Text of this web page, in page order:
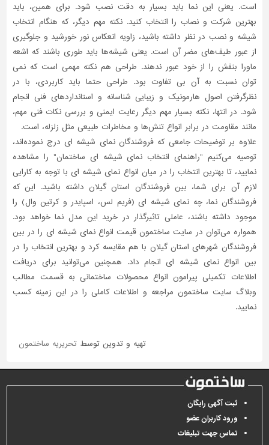
است. یعنی این نما باید بسیار به دقت نصب شود. برای همین، باید
بهترین شرکت و نصاب را انتخاب کنید. نکته مهم دیگر، که هنگام انتخاب
شیشه و نصب در نظر داشته باشید، زاویه انعکاس نور خورشید و جلوگیری
از عبور طیف‌های مضر آن است. یعنی شیشه‌ها باید طوری باشند که اشعه
ماورا بنفش را از خود عبور ندهند. طراحی هم نکته مهمی است که نمی
‌توان نسبت به آن بی تفاوت بود. طراحی حتما باید کاربردی، با در
نظرگرفتن اصول هارمونیک و زیبایی شناسانه و استانداردهای فنی انجام
شود. در انتها، نکته بسیار مهم دیگر رعایت ایمنی و بررسی نکات فنی مهم،
مانند مقاومت در برابر انواع تنش‌ها و مخاطرات طبیعی مثل زلزله، است.
علاوه بر توضیحات جامعی که فروشندگان نمای شیشه‌ ای درج نموده‌اند،
توصیه می‌کنیم "راهنمای انتخاب نمای شیشه ای ساختمان" را مشاهده
نمایید، تا بهترین انتخاب را در میان انواع نمای شیشه‌ ای با توجه به کارایی
لازم آن برای شما، بین فروشندگان استان گیلان داشته باشید. این که
فروشندگان نما، چه نمای شیشه‌ ای (فریم لس، اسپایدر و کرتین وال) را
موجود داشته باشند، عاملی تاثیر‌گذار در خرید این مدل نما خواهد بود.
همواره می‌توان در سایت ساختمون قیمت انواع نمای شیشه ای را در بین
فروشندگان شهرهای استان گیلان با هم مقایسه کرد و بهترین انتخاب را در
بین انواع نمای شیشه ای انجام داد. همچنین می‌توانید برای دریافت
اطلاعات تکمیلی پیرامون انواع محصولات ساختمانی به قسمت مطالب
وبلاگ سایت ساختمون مراجعه و اطلاعات کاملی را در این زمینه کسب
نمایید.
تهیه و تدوین توسط تحریریه ساختمون
ثبت آگهی رایگان
ورود کاربران عضو
تماس جهت تبلیغات